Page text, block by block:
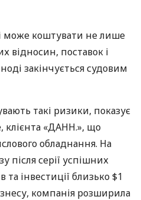
може коштувати не лише
відносин, поставок і
закінчується судовим
такі ризики, показує
клієнта «ДАНН.», що
обладнання. На
після серії успішних
інвестиції близько $1
компанія розширила